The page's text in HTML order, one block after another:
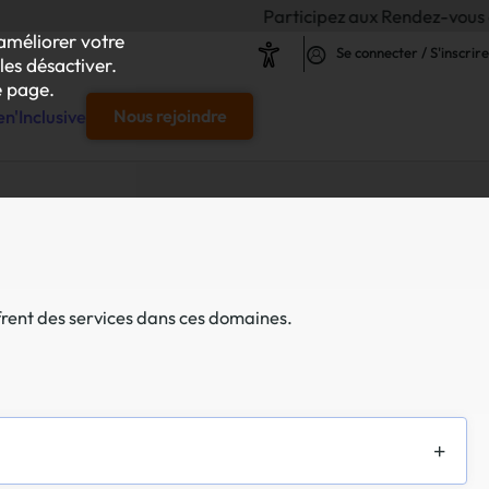
votre
désactiver.
page.
Participez aux Rendez-vous de
Se connecter / S'inscrire
responsables"
chaque projet d'achat
Nous rejoindre
des services dans ces domaines.